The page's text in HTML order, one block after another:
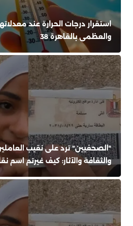
استقرار درجات الحرارة عند
والعظمى بالقاهرة 38
"الصحفيين" ترد على نقيب
والثقافة والآثار: كيف غيرتم اسم